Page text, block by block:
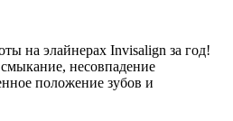
на элайнерах Invisalign за год!
несовпадение
положение зубов и